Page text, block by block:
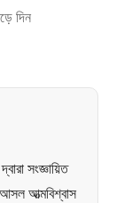
দিন
সংজ্ঞায়িত
আত্মবিশ্বাস